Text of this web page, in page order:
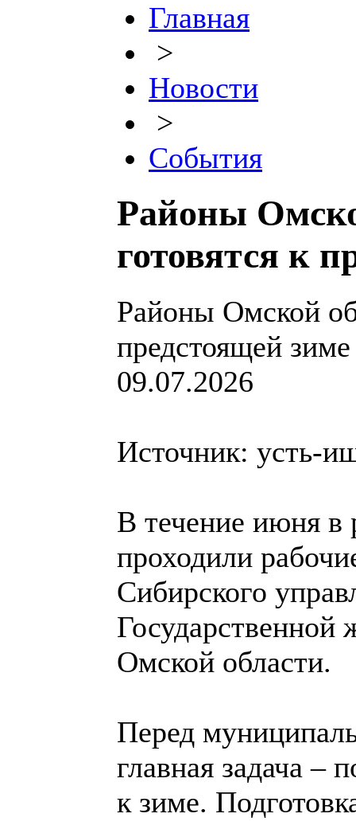
Главная
>
Новости
>
События
Районы
готовятся к
Районы Омской
предстоящей зиме
09.07.2026
Источник: усть-
В течение июня в
проходили
Сибирского
Омской области.
Перед
главная задача –
к зиме.